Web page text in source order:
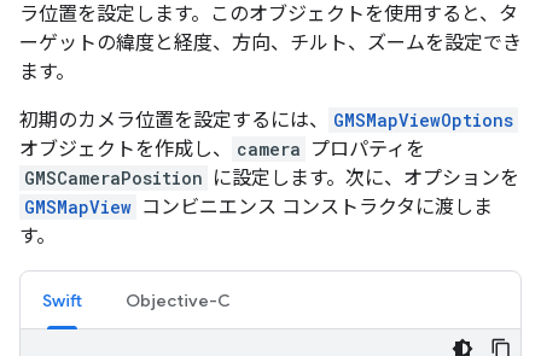
ラ位置を設定します。このオブジェクトを使用すると、タ
ーゲットの緯度と経度、方向、チルト、ズームを設定でき
ます。
初期のカメラ位置を設定するには、
GMSMapViewOptions
オブジェクトを作成し、
camera プロパティを
GMSCameraPosition に設定します。次に、オプションを
GMSMapView コンビニエンス コンストラクタに渡しま
す。
Swift Objective-C